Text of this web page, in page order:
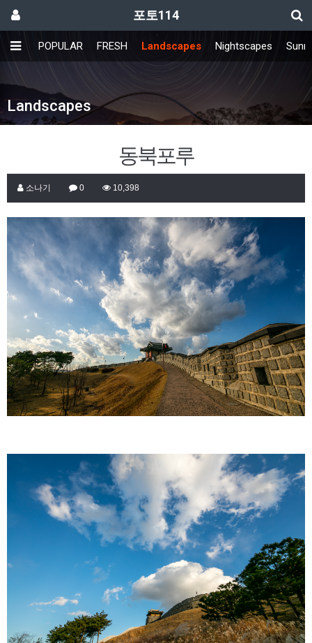
포토114
POPULAR FRESH Landscapes Nightscapes
Landscapes
동북포루
소나기 0 10,398